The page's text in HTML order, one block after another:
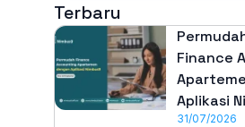
Terbaru
Finance
Aplikasi
31/07/2026